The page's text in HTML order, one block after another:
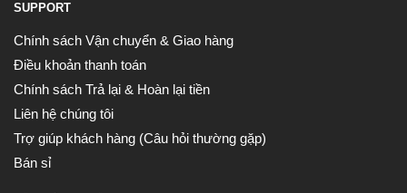
SUPPORT
Chính sách Vận chuyển & Giao hàng
Điều khoản thanh toán
Chính sách Trả lại & Hoàn lại tiền
Liên hệ chúng tôi
Trợ giúp khách hàng (Câu hỏi thường gặp)
Bán sỉ